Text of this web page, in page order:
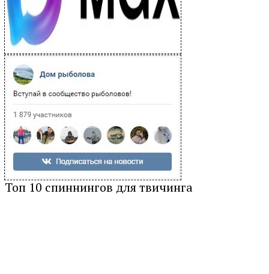
Топ 10 спиннингов для твичинга